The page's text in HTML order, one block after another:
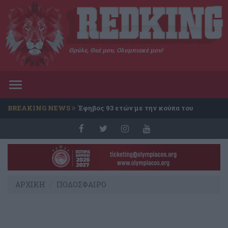
Θρύλε, Θεέ μου, Ολυμπιακέ μου!
Toggle
BREAKING NEWS Έφηβος 93 ετών με την κούπα του
ΑΡΧΙΚΗ ΠΟΔΟΣΦΑΙΡΟ